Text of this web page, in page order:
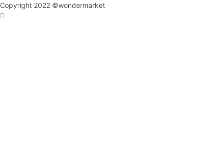
Copyright 2022 ©wondermarket